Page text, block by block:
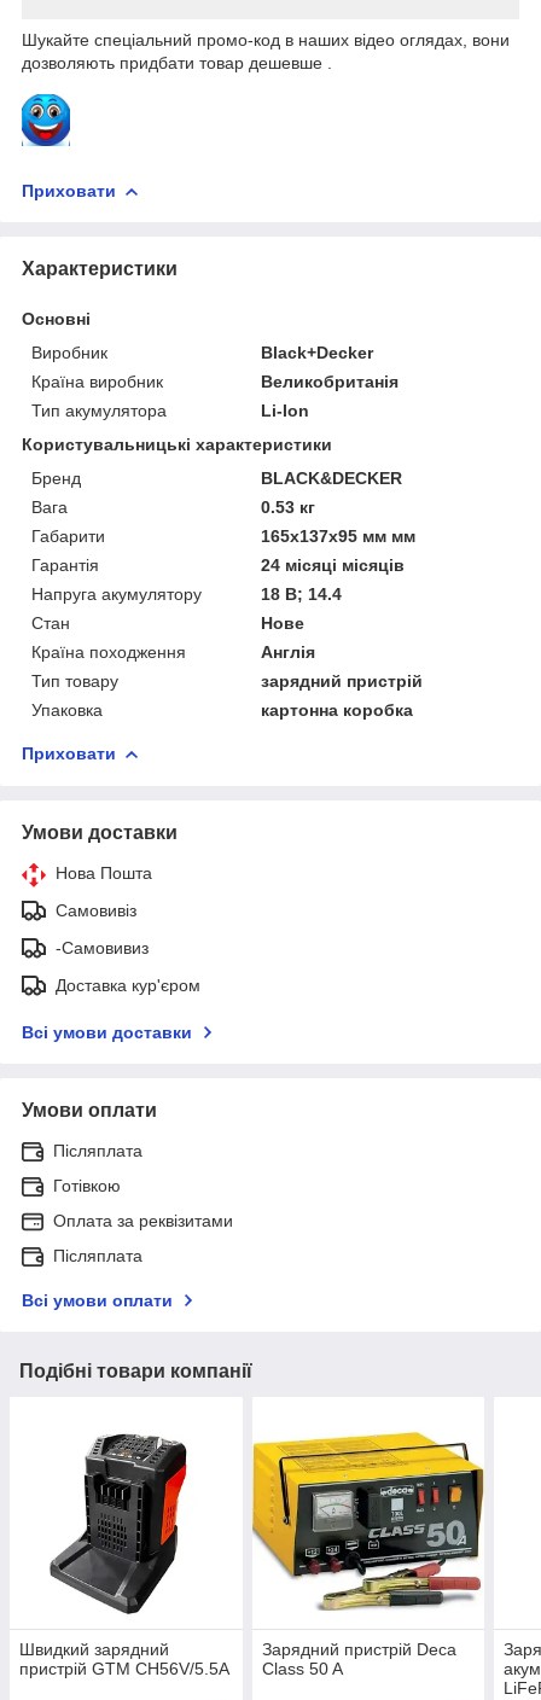
Шукайте спеціальний промо-код в наших відео оглядах, вони
дозволяють придбати товар дешевше .
Приховати
Характеристики
Основні
Виробник
Black+Decker
Країна виробник
Великобританія
Тип акумулятора
Li-Ion
Користувальницькі характеристики
Бренд
BLACK&DECKER
Вага
0.53 кг
Габарити
165х137х95 мм мм
Гарантія
24 місяці місяців
Напруга акумулятору
18 В; 14.4
Стан
Нове
Країна походження
Англія
Тип товару
зарядний пристрій
Упаковка
картонна коробка
Приховати
Умови доставки
Нова Пошта
Самовивіз
-Самовивиз
Доставка кур'єром
Всі умови доставки
Умови оплати
Післяплата
Готівкою
Оплата за реквізитами
Післяплата
Всі умови оплати
Подібні товари компанії
Швидкий зарядний
пристрій GTM CH56V/5.5A
Зарядний пристрій Deca
Class 50 A